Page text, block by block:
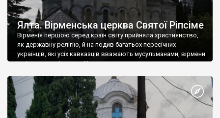
Ялта. Вірменська церква Святої Ріпсіме
Вірменія першою серед країн світу прийняла християнство,
як державну релігію, й на подив багатьох пересічних
українців, які усіх кавказців вважають мусульманами, вірмени
є відданими вірянами Христа